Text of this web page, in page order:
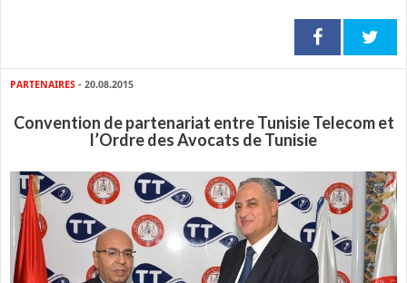
PARTENAIRES - 20.08.2015
Convention de partenariat entre Tunisie Telecom et
l’Ordre des Avocats de Tunisie